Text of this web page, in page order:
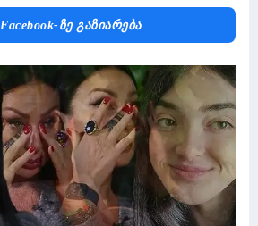
Facebook-Ზე Გაზიარება